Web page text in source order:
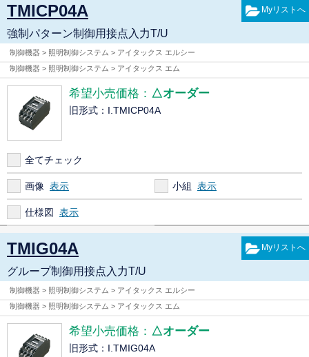
TMICP04A
強制パターン制御用接点入力T/U
制御機器 > 照明制御システム > アイタックス エルシー
制御機器 > 照明制御システム > アイタックス エム
希望小売価格： △オーダー
旧形式：I.TMICP04A
全てチェック
画像 小組
仕様図
TMIG04A
グループ制御用接点入力T/U
制御機器 > 照明制御システム > アイタックス エルシー
制御機器 > 照明制御システム > アイタックス エム
希望小売価格： △オーダー
旧形式：I.TMIG04A